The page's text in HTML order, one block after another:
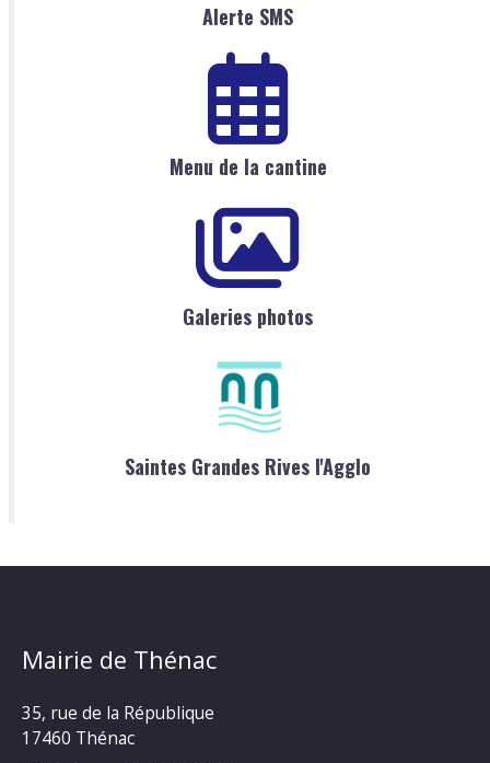
Alerte SMS
Menu de la cantine
Galeries photos
Saintes Grandes Rives l'Agglo
Mairie de Thénac
35, rue de la République
17460 Thénac